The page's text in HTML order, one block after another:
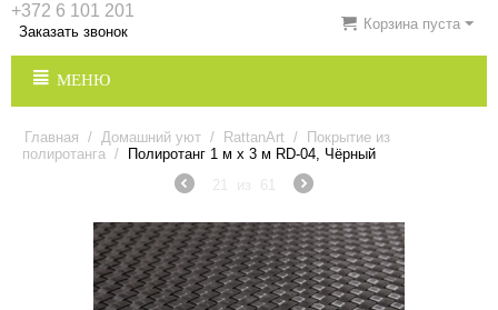
+372 6 101 201
Заказать звонок Корзина пуста
МЕНЮ
Главная / Домашний уют / RattanArt /
Покрытие из
полиротанга /
Полиротанг 1 м х 3 м RD-04, Чёрный
21
из 61